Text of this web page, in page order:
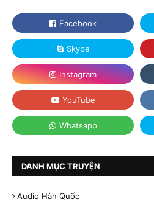
DANH MỤC TRUYỆN
Audio Hàn Quốc